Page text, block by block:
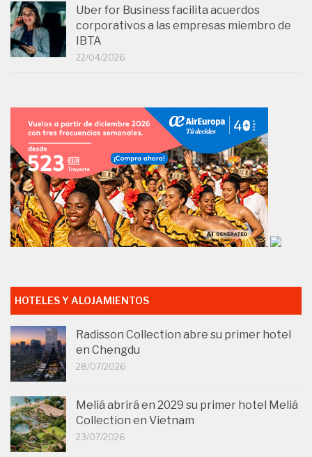
Uber for Business facilita acuerdos
corporativos a las empresas miembro de
IBTA
22/04/2026
HOTELES Y ALOJAMIENTOS
Radisson Collection abre su primer hotel
en Chengdu
28/07/2026
Meliá abrirá en 2029 su primer hotel Meliá
Collection en Vietnam
23/07/2026